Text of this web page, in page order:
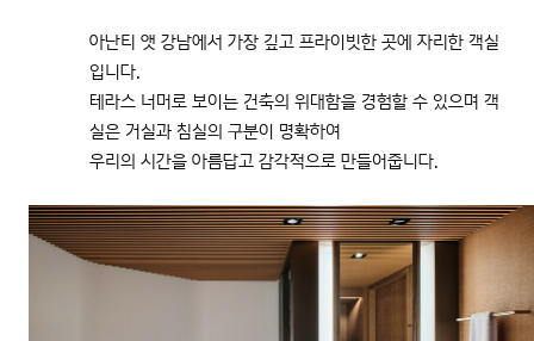
아난티 앳 강남에서 가장 깊고 프라이빗한 곳에 자리한 객실
입니다.
테라스 너머로 보이는 건축의 위대함을 경험할 수 있으며 객
실은 거실과 침실의 구분이 명확하여
우리의 시간을 아름답고 감각적으로 만들어줍니다.